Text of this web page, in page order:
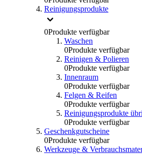
Reinigungsprodukte
0Produkte verfügbar
Waschen
0Produkte verfügbar
Reinigen & Polieren
0Produkte verfügbar
Innenraum
0Produkte verfügbar
Felgen & Reifen
0Produkte verfügbar
Reinigungsprodukte
0Produkte verfügbar
Geschenkgutscheine
0Produkte verfügbar
Werkzeuge &